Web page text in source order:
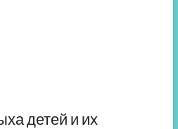
детей и их